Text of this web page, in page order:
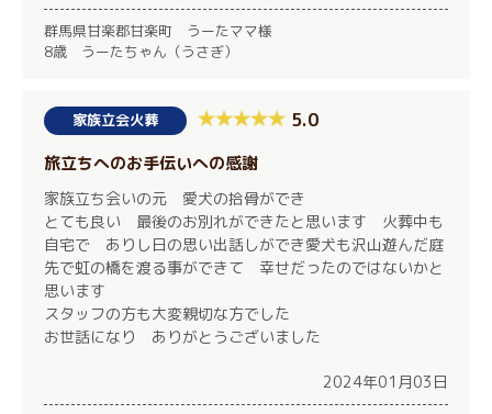
群馬県甘楽郡甘楽町 うーたママ様
8歳 うーたちゃん（うさぎ）
家族立会火葬 5.0
旅立ちへのお手伝いへの感謝
家族立ち会いの元 愛犬の拾骨ができ
とても良い 最後のお別れができたと思います 火葬中も
自宅で ありし日の思い出話しができ愛犬も沢山遊んだ庭
先で虹の橋を渡る事ができて 幸せだったのではないかと
思います
スタッフの方も大変親切な方でした
お世話になり ありがとうございました
2024年01月03日